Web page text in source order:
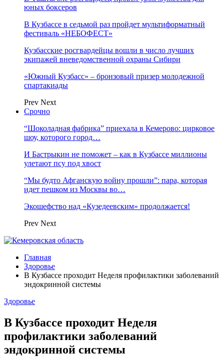
юных боксеров
В Кузбассе в седьмой раз пройдет мультиформатный
фестиваль «НЕБОФЕСТ»
Кузбасские росгвардейцы вошли в число лучших
экипажей вневедомственной охраны Сибири
«Южный Кузбасс» – бронзовый призер молодежной
спартакиады
Prev Next
Срочно
“Шоколадная фабрика” приехала в Кемерово: цирковое
шоу, которого город…
И Бастрыкин не поможет – как в Кузбассе миллионы
улетают псу под хвост
“Мы будто Афганскую войну прошли”: пара, которая
идет пешком из Москвы во…
Экошефство над «Кузедеевским» продолжается!
Prev Next
Главная
Здоровье
В Кузбассе проходит Неделя профилактики заболеваний
эндокринной системы
Здоровье
В Кузбассе проходит Неделя
профилактики заболеваний
эндокринной системы